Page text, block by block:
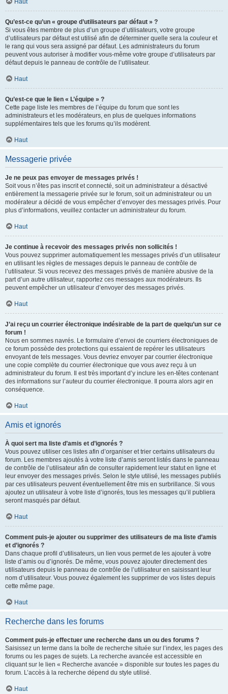
Haut
Qu’est-ce qu’un « groupe d’utilisateurs par défaut » ?
Si vous êtes membre de plus d’un groupe d’utilisateurs, votre groupe
d’utilisateurs par défaut est utilisé afin de déterminer quelle sera la couleur et
le rang qui vous sera assigné par défaut. Les administrateurs du forum
peuvent vous autoriser à modifier vous-même votre groupe d’utilisateurs par
défaut depuis le panneau de contrôle de l’utilisateur.
Haut
Qu’est-ce que le lien « L’équipe » ?
Cette page liste les membres de l’équipe du forum que sont les
administrateurs et les modérateurs, en plus de quelques informations
supplémentaires tels que les forums qu’ils modèrent.
Haut
Messagerie privée
Je ne peux pas envoyer de messages privés !
Soit vous n’êtes pas inscrit et connecté, soit un administrateur a désactivé
entièrement la messagerie privée sur le forum, soit un administrateur ou un
modérateur a décidé de vous empêcher d’envoyer des messages privés. Pour
plus d’informations, veuillez contacter un administrateur du forum.
Haut
Je continue à recevoir des messages privés non sollicités !
Vous pouvez supprimer automatiquement les messages privés d’un utilisateur
en utilisant les règles de messages depuis le panneau de contrôle de
l’utilisateur. Si vous recevez des messages privés de manière abusive de la
part d’un autre utilisateur, rapportez ces messages aux modérateurs. Ils
peuvent empêcher un utilisateur d’envoyer des messages privés.
Haut
J’ai reçu un courrier électronique indésirable de la part de quelqu’un sur ce
forum !
Nous en sommes navrés. Le formulaire d’envoi de courriers électroniques de
ce forum possède des protections qui essaient de repérer les utilisateurs
envoyant de tels messages. Vous devriez envoyer par courrier électronique
une copie complète du courrier électronique que vous avez reçu à un
administrateur du forum. Il est très important d’y inclure les en-têtes contenant
des informations sur l’auteur du courrier électronique. Il pourra alors agir en
conséquence.
Haut
Amis et ignorés
À quoi sert ma liste d’amis et d’ignorés ?
Vous pouvez utiliser ces listes afin d’organiser et trier certains utilisateurs du
forum. Les membres ajoutés à votre liste d’amis seront listés dans le panneau
de contrôle de l’utilisateur afin de consulter rapidement leur statut en ligne et
leur envoyer des messages privés. Selon le style utilisé, les messages publiés
par ces utilisateurs peuvent éventuellement être mis en surbrillance. Si vous
ajoutez un utilisateur à votre liste d’ignorés, tous les messages qu’il publiera
seront masqués par défaut.
Haut
Comment puis-je ajouter ou supprimer des utilisateurs de ma liste d’amis
et d’ignorés ?
Dans chaque profil d’utilisateurs, un lien vous permet de les ajouter à votre
liste d’amis ou d’ignorés. De même, vous pouvez ajouter directement des
utilisateurs depuis le panneau de contrôle de l’utilisateur en saisissant leur
nom d’utilisateur. Vous pouvez également les supprimer de vos listes depuis
cette même page.
Haut
Recherche dans les forums
Comment puis-je effectuer une recherche dans un ou des forums ?
Saisissez un terme dans la boîte de recherche située sur l’index, les pages des
forums ou les pages de sujets. La recherche avancée est accessible en
cliquant sur le lien « Recherche avancée » disponible sur toutes les pages du
forum. L’accès à la recherche dépend du style utilisé.
Haut